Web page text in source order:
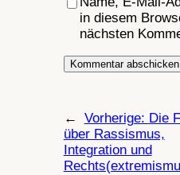
in diesem
nächsten
← Vorherige: Die
über Rassismus,
Integration und